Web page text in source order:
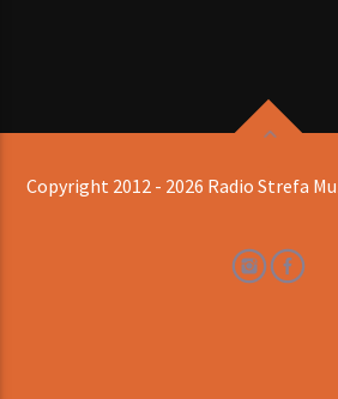
Copyright 2012 - 2026 Radio Strefa